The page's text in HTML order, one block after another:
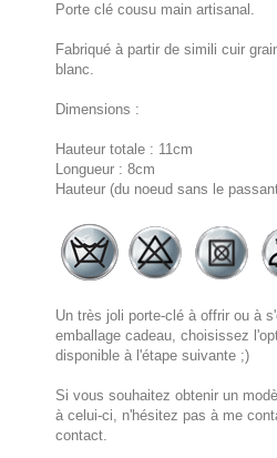
Porte clé cousu main artisanal.
Fabriqué à partir de simili cuir
blanc.
Dimensions :
Hauteur totale : 11cm
Longueur : 8cm
Hauteur (du noeud sans le
Un très joli porte-clé à offrir ou à
emballage cadeau, choisissez
disponible à l'étape suivante ;)
Si vous souhaitez obtenir un
à celui-ci, n'hésitez pas à me
contact.